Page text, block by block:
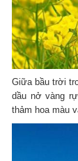
Giữa bầu trời
dầu nở vàng
thảm hoa màu